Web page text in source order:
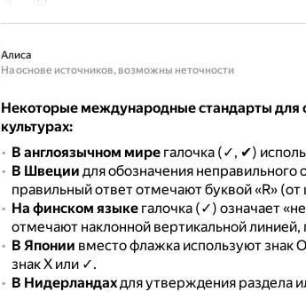
Алиса
На основе источников, возможны неточности
Некоторые международные стандарты для
культурах:
В англоязычном мирегалочка (✓, ✔)
В Швеции для обозначения неправильного
правильный ответ отмечают буквой «R»
На финском языкегалочка (✓) означает
отмечают наклонной вертикальной
В Японии вместо флажка используют знак
знак X или ✓.
В Нидерландахдля утверждения раздела